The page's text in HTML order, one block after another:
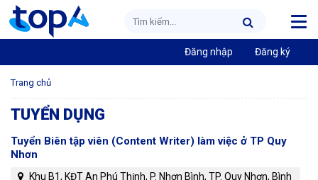
Đăng nhập Đăng ký
Trang chủ
TUYỂN DỤNG
Tuyển Biên tập viên (Content Writer) làm việc ở TP Quy
Nhơn
Khu B1, KĐT An Phú Thịnh, P. Nhơn Bình, TP. Quy Nhơn, Bình